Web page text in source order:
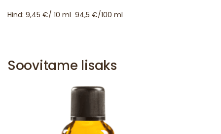
Hind: 9,45 €/ 10 ml 94,5 €/100 ml
Soovitame lisaks